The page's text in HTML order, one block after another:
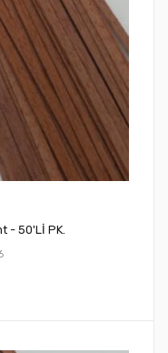
- 50'Lİ PK.